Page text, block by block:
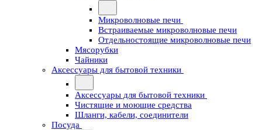
Микроволновые печи
Встраиваемые микроволновые печи
Отдельностоящие микроволновые печи
Мясорубки
Чайники
Аксессуары для бытовой техники
Аксессуары для бытовой техники
Чистящие и моющие средства
Шланги, кабели, соединители
Посуда